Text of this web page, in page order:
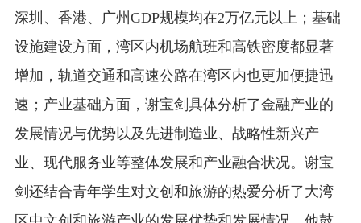
深圳、香港、广州 GDP规模均在2万亿元以上；基础
设施建设方面，湾区内机场航班和高铁密度都显著
增加，轨道交通和高速公路在湾区内也更加便捷迅
速；产业基础方面，谢宝剑具体分析了金融产业的
发展情况与优势以及先进制造业、战略性新兴产
业、现代服务业等整体发展和产业融合状况。谢宝
剑还结合青年学生对文创和旅游的热爱分析了大湾